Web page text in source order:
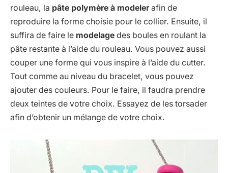
rouleau, la pâte polymère à modelerafin de
reproduire la forme choisie pour le collier. Ensuite, il
suffira de faire le modelage des boules en roulant la
pâte restante à l’aide du rouleau. Vous pouvez aussi
couper une forme qui vous inspire à l’aide du cutter.
Tout comme au niveau du bracelet, vous pouvez
ajouter des couleurs. Pour le faire, il faudra prendre
deux teintes de votre choix. Essayez de les torsader
afin d’obtenir un mélange de votre choix.